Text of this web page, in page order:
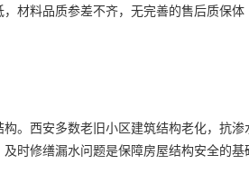
材料品质参差不齐，无完善的售后质保体
。西安多数老旧小区建筑结构老化，抗渗
时修缮漏水问题是保障房屋结构安全的基